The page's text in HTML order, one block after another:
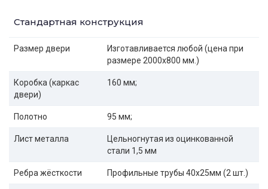
Стандартная конструкция
Размер двери
Изготавливается любой (цена при
размере 2000x800 мм.)
Коробка (каркас
двери)
160 мм;
Полотно 95 мм;
Лист металла
Цельногнутая из оцинкованной
стали 1,5 мм
Ребра жёсткости Профильные трубы 40х25мм (2 шт.)